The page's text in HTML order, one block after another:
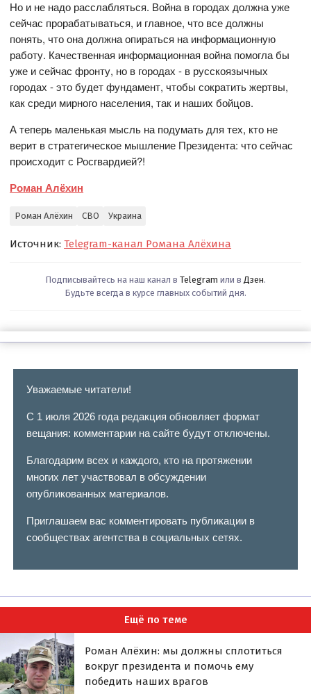
Но и не надо расслабляться. Война в городах должна уже
сейчас прорабатываться, и главное, что все должны
понять, что она должна опираться на информационную
работу. Качественная информационная война помогла бы
уже и сейчас фронту, но в городах - в русскоязычных
городах - это будет фундамент, чтобы сократить жертвы,
как среди мирного населения, так и наших бойцов.
А теперь маленькая мысль на подумать для тех, кто не
верит в стратегическое мышление Президента: что сейчас
происходит с Росгвардией?!
Роман Алёхин
Роман Алёхин СВО Украина
Источник:Telegram-канал Романа Алёхина
Подписывайтесь на наш канал в Telegram или в Дзен.
Будьте всегда в курсе главных событий дня.
Уважаемые читатели!
С 1 июля 2026 года редакция обновляет формат
вещания: комментарии на сайте будут отключены.
Благодарим всех и каждого, кто на протяжении
многих лет участвовал в обсуждении
опубликованных материалов.
Приглашаем вас комментировать публикации в
сообществах агентства в социальных сетях.
Ещё по теме
Роман Алёхин: мы должны сплотиться
вокруг президента и помочь ему
победить наших врагов